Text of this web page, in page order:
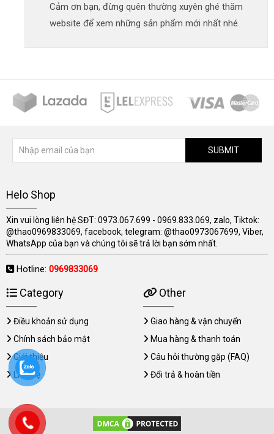
Cảm ơn bạn, đừng quên thường xuyên ghé thăm
website để xem những sản phẩm mới nhất nhé.
SUBMIT
Helo Shop
Xin vui lòng liên hệ SĐT: 0973.067.699 - 0969.833.069, zalo, Tiktok:
@thao0969833069, facebook, telegram: @thao0973067699, Viber,
WhatsApp của bạn và chúng tôi sẽ trả lời bạn sớm nhất.
Hotline: 0969833069
Category
Điều khoản sử dụng
Chính sách bảo mật
Giới thiệu
Liên hệ
Other
Giao hàng & vận chuyển
Mua hàng & thanh toán
Câu hỏi thường gặp (FAQ)
Đổi trả & hoàn tiền